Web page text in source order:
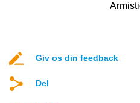
Giv os din feedback
Del